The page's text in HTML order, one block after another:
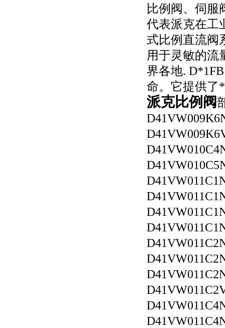
比例阀、伺服
代表派克在工
式比例直流阀
用于灵敏的流
界各地.
命。它提供了
派克比例阀